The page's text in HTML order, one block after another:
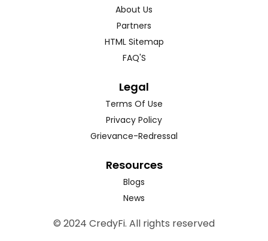
About Us
Partners
HTML Sitemap
FAQ'S
Legal
Terms Of Use
Privacy Policy
Grievance-Redressal
Resources
Blogs
News
© 2024 CredyFi. All rights reserved